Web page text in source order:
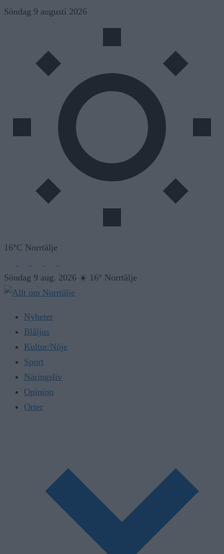
Skip
Söndag 9 augusti 2026
16°C Norrtälje
Söndag 9 aug. 2026 ☀️ 16° Norrtälje
Nyheter
Blåljus
Kultur/Nöje
Sport
Näringsliv
Opinion
Orter